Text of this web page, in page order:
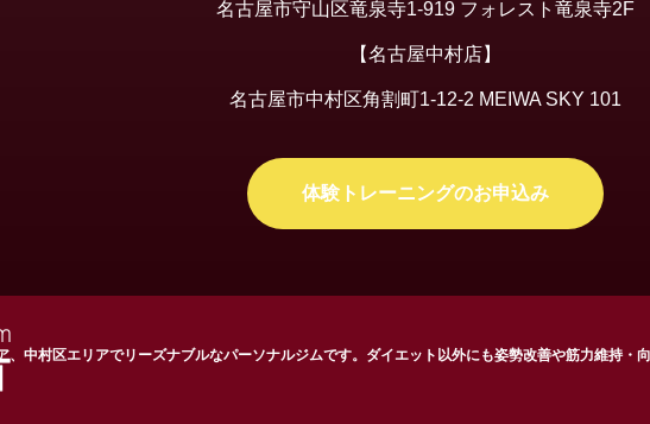
名古屋市守山区竜泉寺1-919 フォレスト竜泉寺2F
【名古屋中村店】
名古屋市中村区角割町1-12-2 MEIWA SKY 101
体験トレーニングのお申込み
中村区エリアでリーズナブルなパーソナルジムです。ダイエット以外にも姿勢改善や筋力維持・